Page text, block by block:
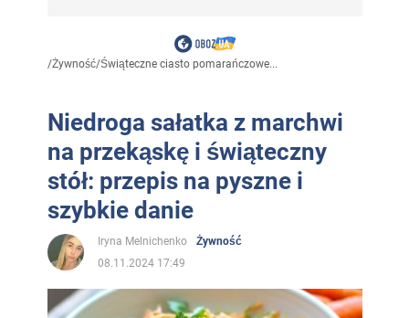
/Żywność/Świąteczne ciasto pomarańczowe...
Niedroga sałatka z marchwi
na przekąskę i świąteczny
stół: przepis na pyszne i
szybkie danie
Iryna Melnichenko
Żywność
08.11.2024 17:49